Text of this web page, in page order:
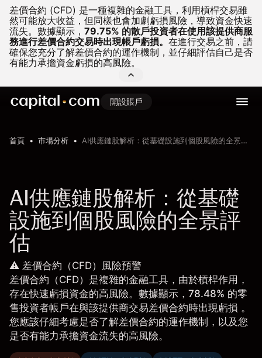
差價合約 (CFD) 是一種複雜的金融工具，利用槓桿交易雖
然可能放大收益，但同樣也會加劇虧損風險，導致資金快速
流失。 數據顯示， 79.75% 的散戶投資者在使用該提供商服
務進行差價合約交易時出現帳戶虧損。 在進行交易之前，請
確保您充分了解差價合約的運作機制，並仔細評估自己是否
有能力承擔資金虧損的高風險。
開設賬戶
首頁 市場分析 AI供應鏈股解析：從基礎設施到個股風險的全景評估
AI供應鏈股解析：從基礎
設施到個股風險的全景評
估
⚠️ 差價合約（CFD）風險預警
差價合約（CFD）是複雜的金融工具，由於槓桿作用，
存在快速虧損資金的高風險。數據顯示， 78.48% 的零
售投資者帳戶在與該提供商交易差價合約時出現虧損 。
您應該仔細考慮是否了解差價合約的運作機制，以及您
是否有能力承擔資金流失的高風險。